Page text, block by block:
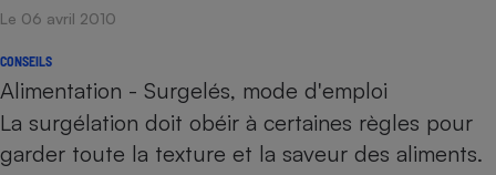
Le 06 avril 2010
CONSEILS
Alimentation - Surgelés, mode d'emploi
La surgélation doit obéir à certaines règles pour
garder toute la texture et la saveur des aliments.